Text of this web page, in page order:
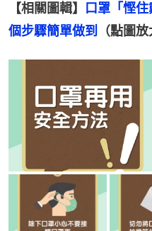
【相關圖輯】
口罩「慳
個步驟簡單做到
（點圖